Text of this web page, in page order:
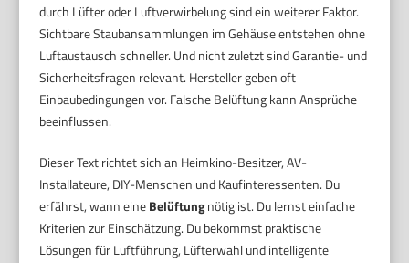
durch Lüfter oder Luftverwirbelung sind ein weiterer Faktor.
Sichtbare Staubansammlungen im Gehäuse entstehen ohne
Luftaustausch schneller. Und nicht zuletzt sind Garantie- und
Sicherheitsfragen relevant. Hersteller geben oft
Einbaubedingungen vor. Falsche Belüftung kann Ansprüche
beeinflussen.
Dieser Text richtet sich an Heimkino-Besitzer, AV-
Installateure, DIY-Menschen und Kaufinteressenten. Du
erfährst, wann eineBelüftungnötig ist. Du lernst einfache
Kriterien zur Einschätzung. Du bekommst praktische
Lösungen für Luftführung, Lüfterwahl und intelligente